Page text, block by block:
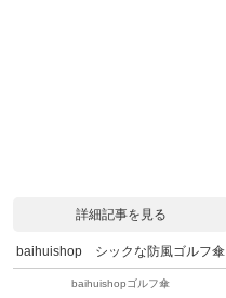
詳細記事を見る
baihuishop シックな防風ゴルフ傘
baihuishopゴルフ傘